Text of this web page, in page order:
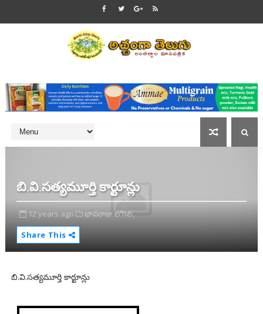
బి.వి.సత్యమూర్తి కార్టూన్లు
12 years ago
భావరాజు లోగిలి,
Share This
బి.వి.సత్యమూర్తి కార్టూన్లు